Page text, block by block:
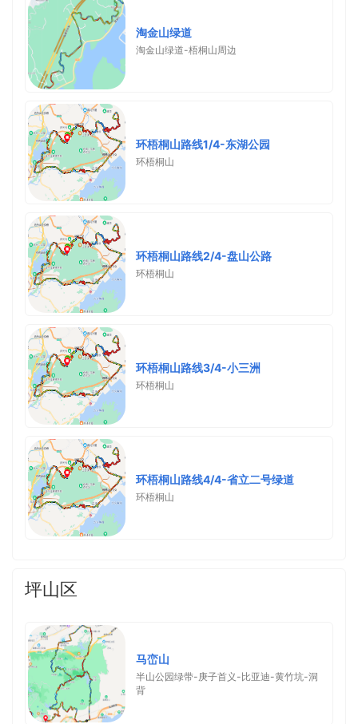
淘金山绿道
淘金山绿道-梧桐山周边
环梧桐山路线1/4-东湖公园
环梧桐山
环梧桐山路线2/4-盘山公路
环梧桐山
环梧桐山路线3/4-小三洲
环梧桐山
环梧桐山路线4/4-省立二号绿道
环梧桐山
坪山区
马峦山
半山公园绿带-庚子首义-比亚迪-黄竹坑-洞
背